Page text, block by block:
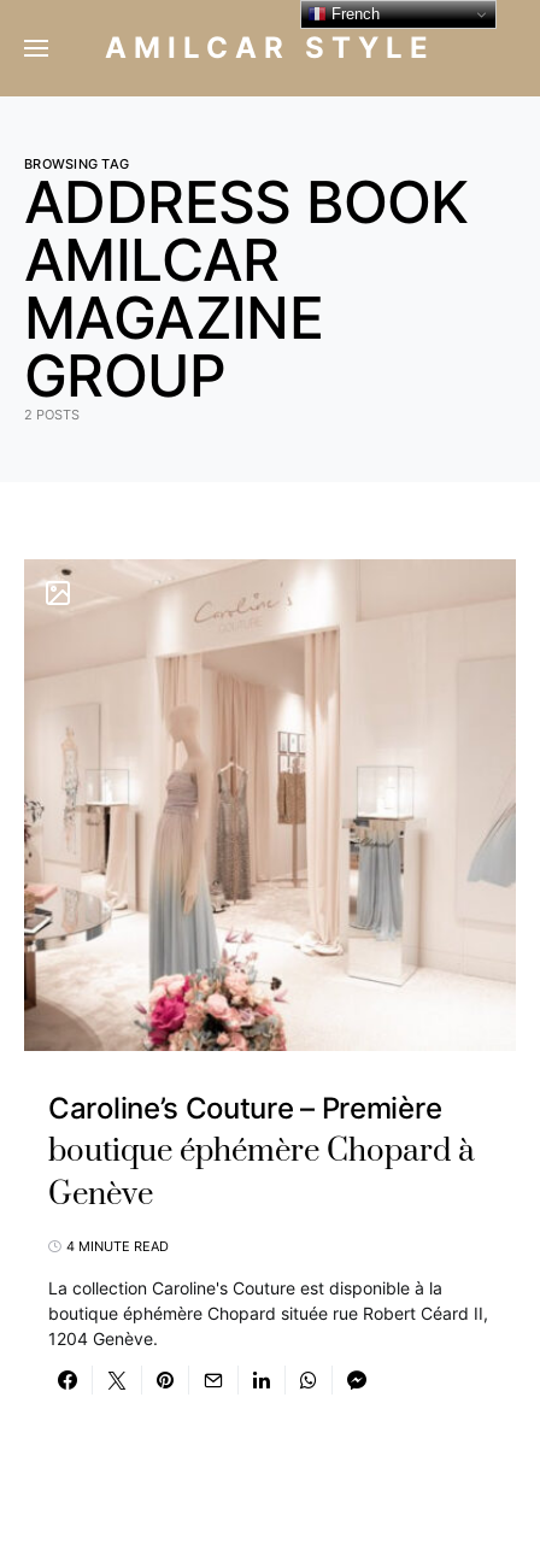
AMILCAR STYLE
BROWSING TAG
ADDRESS BOOK
AMILCAR
MAGAZINE
GROUP
2 POSTS
Caroline’s Couture – Première
boutique éphémère Chopard à
Genève
4 MINUTE READ
La collection Caroline's Couture est disponible à la
boutique éphémère Chopard située rue Robert Céard II,
1204 Genève.
French